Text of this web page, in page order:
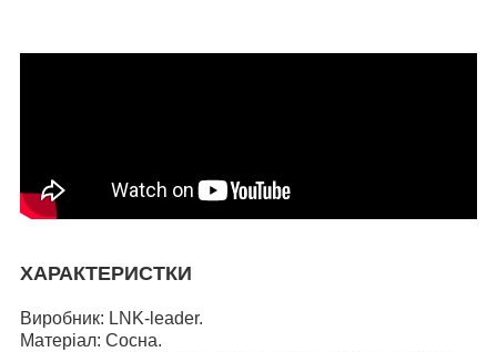
ХАРАКТЕРИСТКИ
Виробник: LNK-leader.
Матеріал: Сосна.